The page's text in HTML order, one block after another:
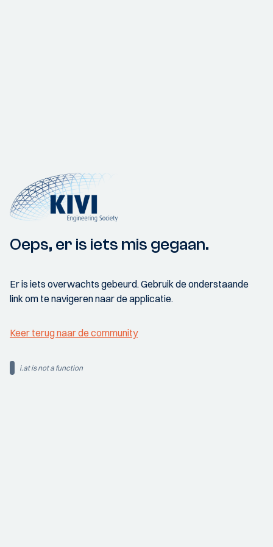
Oeps, er is iets mis gegaan.
Er is iets overwachts gebeurd. Gebruik de onderstaande
link om te navigeren naar de applicatie.
Keer terug naar de community
i.at is not a function